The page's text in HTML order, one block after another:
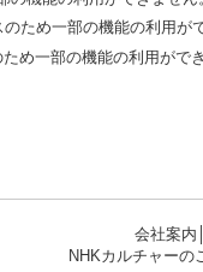
ため一部の機能の利用が
め一部の機能の利用がで
会社案内
NHKカルチャーの